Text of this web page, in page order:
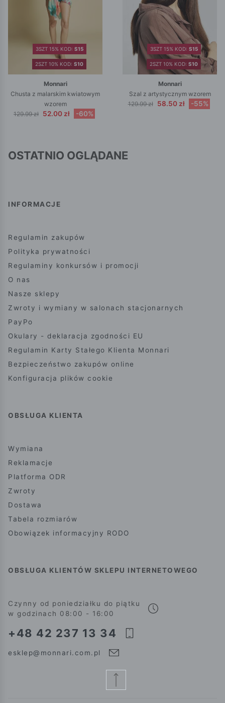
2SZT 10% KOD: S10
3SZT 15% KOD: S15
Monnari
Chusta z malarskim kwiatowym
wzorem
129.99 zł 52.00 zł -60%
2SZT 10% KOD: S10
3SZT 15% KOD: S15
Monnari
Szal z artystycznym wzorem
129.99 zł
58.50 zł -55%
OSTATNIO OGLĄDANE
INFORMACJE
Regulamin zakupów
Polityka prywatności
Regulaminy konkursów i promocji
O nas
Nasze sklepy
Zwroty i wymiany w salonach stacjonarnych
PayPo
Okulary - deklaracja zgodności EU
Regulamin Karty Stałego Klienta Monnari
Bezpieczeństwo zakupów online
Konfiguracja plików cookie
OBSŁUGA KLIENTA
Wymiana
Reklamacje
Platforma ODR
Zwroty
Dostawa
Tabela rozmiarów
Obowiązek informacyjny RODO
OBSŁUGA KLIENTÓW SKLEPU INTERNETOWEGO
Czynny od poniedziałku do piątku
w godzinach 08:00 - 16:00
+48 42 237 13 34
esklep@monnari.com.pl